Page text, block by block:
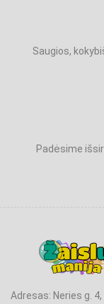
Saugios,
Padėsime
Adresas: Neries g. 4,